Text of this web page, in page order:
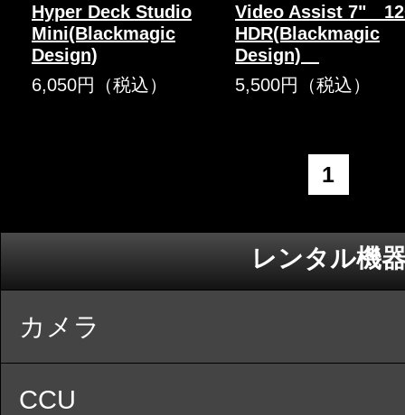
Hyper Deck Studio
Mini(Blackmagic
Design)
6,050円（税込）
Video Assist 7"
HDR(Blackmagic
Design)
5,500円（税込）
1
レンタル機
カメラ
CCU